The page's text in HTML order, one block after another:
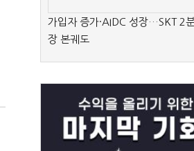
가입자 증가·AIDC 성장…SKT 2
장 본궤도